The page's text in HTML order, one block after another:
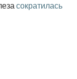
сократилась